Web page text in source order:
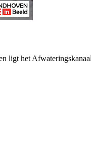
ligt het